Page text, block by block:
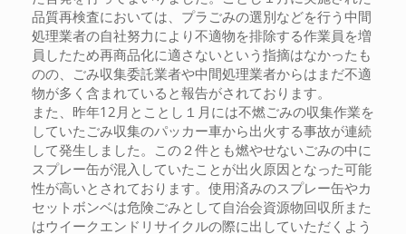
品質再検査においては、プラごみの選別などを行う中間
処理業者の自社努力により不適物を排除する作業員を増
員したため再商品化に適さないという指摘はなかったも
のの、ごみ収集委託業者や中間処理業者からはまだ不適
物が多く含まれていると報告がされております。
また、昨年12月とことし１月には不燃ごみの収集作業を
していたごみ収集のパッカー車から出火する事故が連続
して発生しました。この２件とも燃やせないごみの中に
スプレー缶が混入していたことが出火原因となった可能
性が高いとされております。使用済みのスプレー缶やカ
セットボンベは危険ごみとして自治会資源物回収所また
はウイークエンドリサイクルの際に出していただくよう